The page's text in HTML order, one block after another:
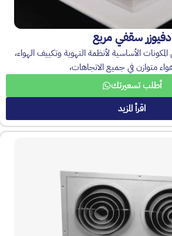
دفيوزر سقفي مربع
الأساسية لأنظمة التهوية وتكييف الهواء،
متوازن في جميع الاتجاهات،
أطلب تسعيرتك
اقرأ المزيد